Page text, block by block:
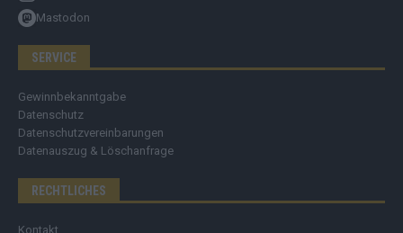
Mastodon
SERVICE
Gewinnbekanntgabe
Datenschutz
Datenschutzvereinbarungen
Datenauszug & Löschanfrage
RECHTLICHES
Kontakt